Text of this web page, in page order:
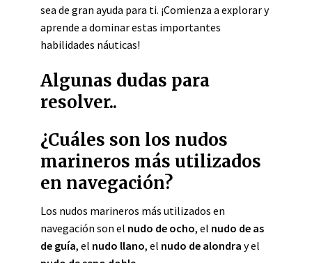
sea de gran ayuda para ti. ¡Comienza a explorar y
aprende a dominar estas importantes
habilidades náuticas!
Algunas dudas para
resolver..
¿Cuáles son los nudos
marineros más utilizados
en navegación?
Los nudos marineros más utilizados en
navegación son el nudo de ocho, el nudo de as
de guía, el nudo llano, el nudo de alondra y el